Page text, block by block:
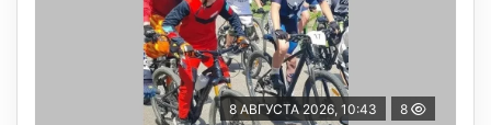
8 АВГУСТА 2026, 10:43 8